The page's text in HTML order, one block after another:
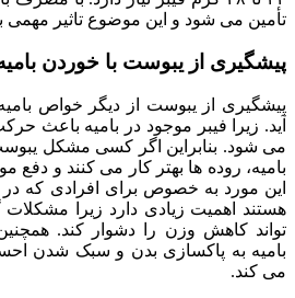
تأمین می شود و این موضوع تاثیر مهمی
پیشگیری از یبوست با خوردن
پیشگیری از یبوست از دیگر خواص
آید. زیرا فیبر موجود در بامیه باعث
می شود. بنابراین اگر کسی مشکل یبوست
بامیه، روده ها بهتر کار می کنند و دفع
این مورد به خصوص برای افرادی که
هستند اهمیت زیادی دارد زیرا
تواند کاهش وزن را دشوار کند.
بامیه به پاکسازی بدن و سبک شدن
می کند.